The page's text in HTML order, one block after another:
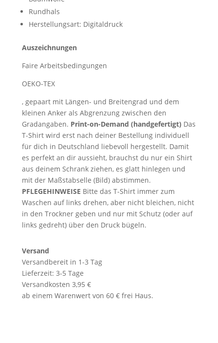
Rundhals
Herstellungsart: Digitaldruck
Auszeichnungen
Faire Arbeitsbedingungen
OEKO-TEX
, gepaart mit Längen- und Breitengrad und dem
kleinen Anker als Abgrenzung zwischen den
Gradangaben. Print-on-Demand (handgefertigt) Das
T-Shirt wird erst nach deiner Bestellung individuell
für dich in Deutschland liebevoll hergestellt. Damit
es perfekt an dir aussieht, brauchst du nur ein Shirt
aus deinem Schrank ziehen, es glatt hinlegen und
mit der Maßstabselle (Bild) abstimmen.
PFLEGEHINWEISE Bitte das T-Shirt immer zum
Waschen auf links drehen, aber nicht bleichen, nicht
in den Trockner geben und nur mit Schutz (oder auf
links gedreht) über den Druck bügeln.
Versand
Versandbereit in 1-3 Tag
Lieferzeit: 3-5 Tage
Versandkosten 3,95 €
ab einem Warenwert von 60 € frei Haus.